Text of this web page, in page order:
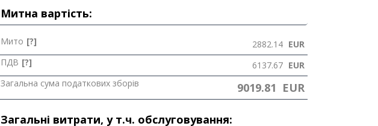
Митна вартість:
Мито [?] 2882.14 EUR
ПДВ [?] 6137.67 EUR
Загальна сума податкових зборів
9019.81 EUR
Загальні витрати, у т.ч. обслуговування: